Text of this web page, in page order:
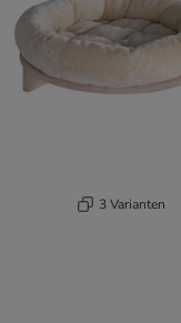
3 Varianten